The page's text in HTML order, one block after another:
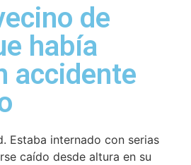
de
había
accidente
Estaba internado con serias
caído desde altura en su